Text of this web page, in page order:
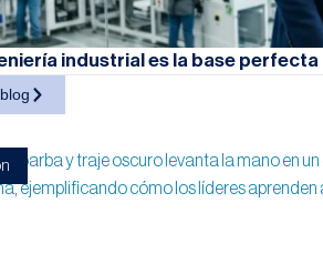
industrial es la base